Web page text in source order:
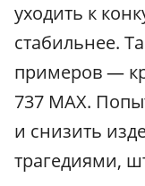
уходить к
стабильнее.
примеров —
737 MAX.
и снизить
трагедиями,